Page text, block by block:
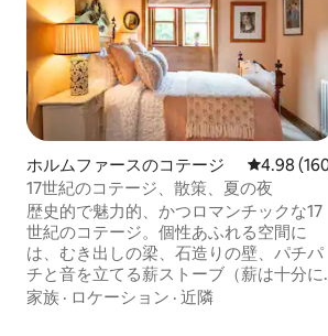
ホルムファースのコテージ レビュー
4.98
17世紀のコテージ、散策、夏の夜
歴史的で魅力的、かつロマンチックな17
世紀のコテージ。個性あふれる空間に
は、むき出しの梁、石造りの壁、パチパ
チと音を立てる薪ストーブ（薪は十分に
用意されています）が、おとぎ話のよう
家族 · ロケーション · 近隣